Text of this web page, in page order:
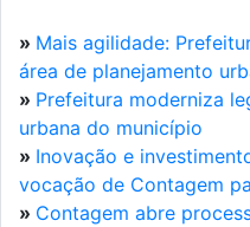
» Mais agilidade:
área de planejamento
» Prefeitura moderniza
urbana do município
» Inovação e
vocação de Contagem
» Contagem abre